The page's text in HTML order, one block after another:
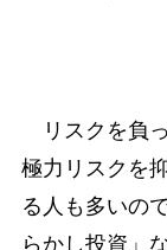
リスクを負
極力リスクを
る人も多いの
らかし投資」